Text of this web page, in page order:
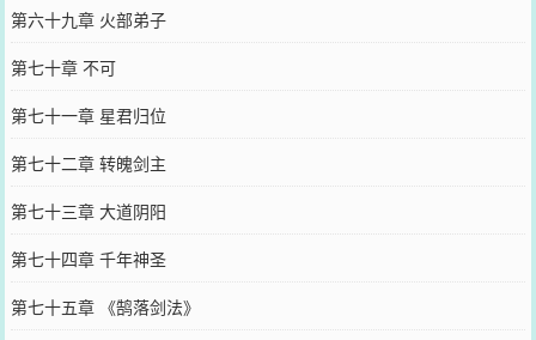
第六十九章 火部弟子
第七十章 不可
第七十一章 星君归位
第七十二章 转魄剑主
第七十三章 大道阴阳
第七十四章 千年神圣
第七十五章 《鹄落剑法》